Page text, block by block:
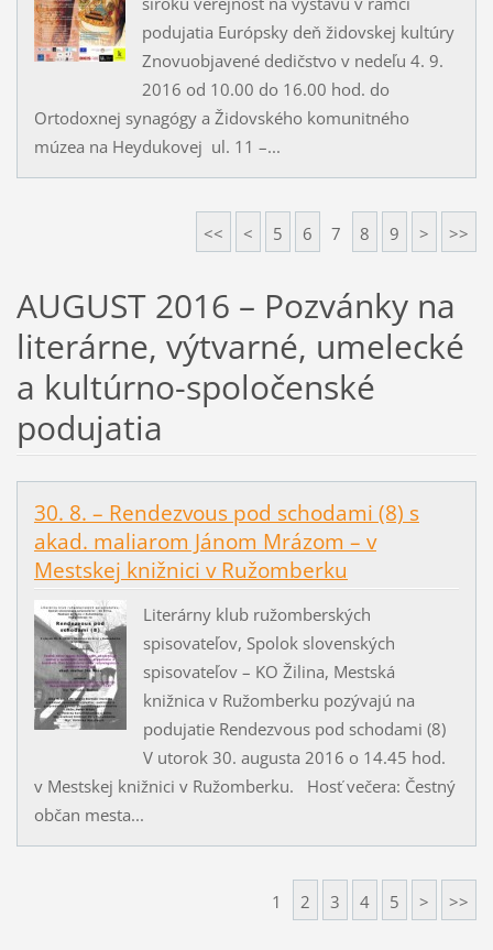
podujatia Európsky deň židovskej kultúry
Znovuobjavené dedičstvo v nedeľu 4. 9.
2016 od 10.00 do 16.00 hod. do
Ortodoxnej synagógy a Židovského komunitného
múzea na Heydukovej ul. 11 –...
<< < 5 6 7 8 9 > >>
AUGUST 2016 – Pozvánky na
literárne, výtvarné, umelecké
a kultúrno-spoločenské
podujatia
30. 8. – Rendezvous pod schodami (8) s
akad. maliarom Jánom Mrázom – v
Mestskej knižnici v Ružomberku
Literárny klub ružomberských
spisovateľov, Spolok slovenských
spisovateľov – KO Žilina, Mestská
knižnica v Ružomberku pozývajú na
podujatie Rendezvous pod schodami (8)
V utorok 30. augusta 2016 o 14.45 hod.
v Mestskej knižnici v Ružomberku. Hosť večera: Čestný
občan mesta...
1 2 3 4 5 > >>